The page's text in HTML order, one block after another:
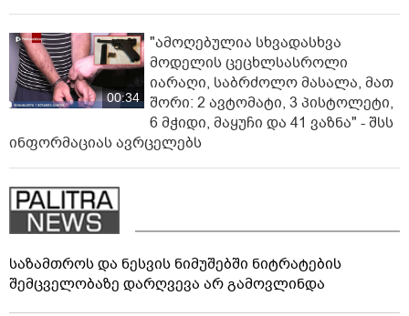
00:34
"ამოღებულია სხვადასხვა
მოდელის ცეცხლსასროლი
იარაღი, საბრძოლო მასალა, მათ
შორი: 2 ავტომატი, 3 პისტოლეტი,
6 მჭიდი, მაყუჩი და 41 ვაზნა" - შსს
ინფორმაციას ავრცელებს
საზამთროს და ნესვის ნიმუშებში ნიტრატების
შემცველობაზე დარღვევა არ გამოვლინდა